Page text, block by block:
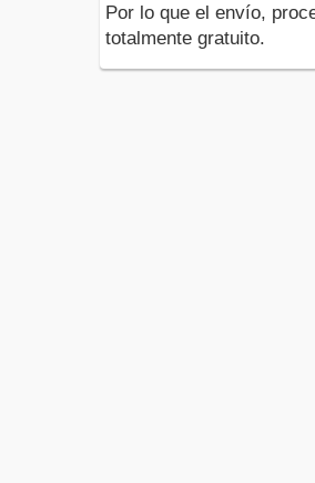
Por lo que el envío,
totalmente gratuito.